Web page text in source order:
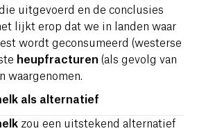
uitgevoerd en de conclusies
lijkt erop dat we in landen waar
wordt geconsumeerd (westerse
heupfracturen (als gevolg van
waargenomen.
als alternatief
zou een uitstekend alternatief